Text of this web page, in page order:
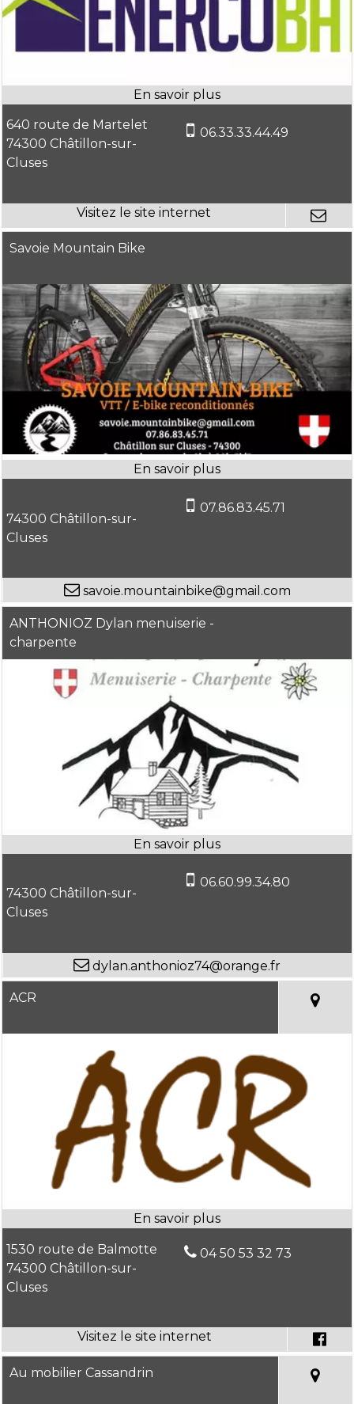
640 route de Martelet
74300 Châtillon-sur-
Cluses
06.33.33.44.49
Savoie Mountain Bike
74300 Châtillon-sur-
Cluses
07.86.83.45.71
savoie.mountainbike@gmail.com
ANTHONIOZ Dylan menuiserie -
charpente
74300 Châtillon-sur-
Cluses
06.60.99.34.80
dylan.anthonioz74@orange.fr
ACR
1530 route de Balmotte
74300 Châtillon-sur-
Cluses
04 50 53 32 73
Au mobilier Cassandrin